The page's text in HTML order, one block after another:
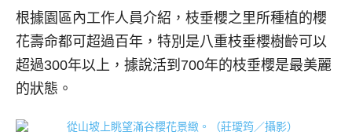
根據園區內工作人員介紹，枝垂櫻之里所種植的櫻
花壽命都可超過百年，特別是八重枝垂櫻樹齡可以
超過300年以上，據說活到700年的枝垂櫻是最美麗
的狀態。